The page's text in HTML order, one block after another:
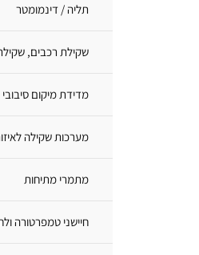
תליה / דינמומטר
שקילת רכבים,
מדידת מיקום סיבובי
מערכות שקילה
מתמרי מתיחות
חיישני טמפרטורה